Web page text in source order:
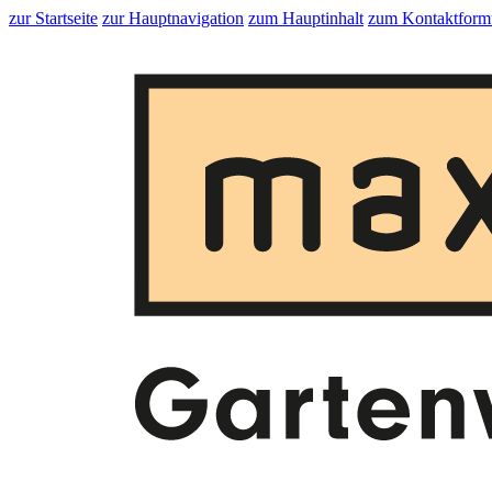
zur Startseite zur Hauptnavigation zum Hauptinhalt zum